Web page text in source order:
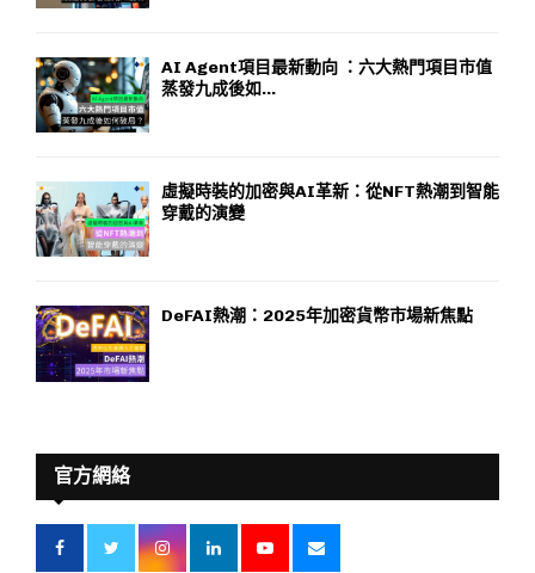
AI Agent項目最新動向 ：六大熱門項目市值
蒸發九成後如...
虛擬時裝的加密與AI革新：從NFT熱潮到智能
穿戴的演變
DeFAI熱潮：2025年加密貨幣市場新焦點
官方網絡